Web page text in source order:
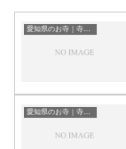
愛知県のお寺｜寺院一覧
愛知県のお寺｜寺院一覧